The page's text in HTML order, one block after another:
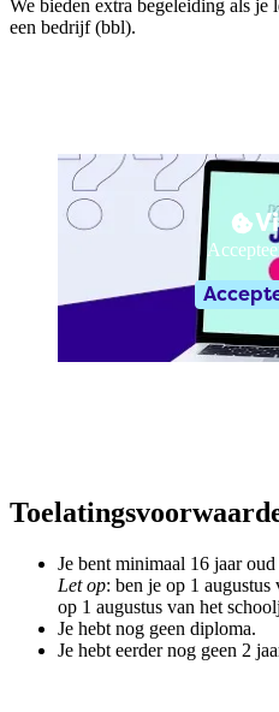
We bieden extra begeleiding als
een bedrijf (bbl).
Je bent minimaal 16 jaar oud
Let op: ben je op 1
op 1 augustus van het
Je hebt nog geen diploma.
Je hebt eerder nog geen 2